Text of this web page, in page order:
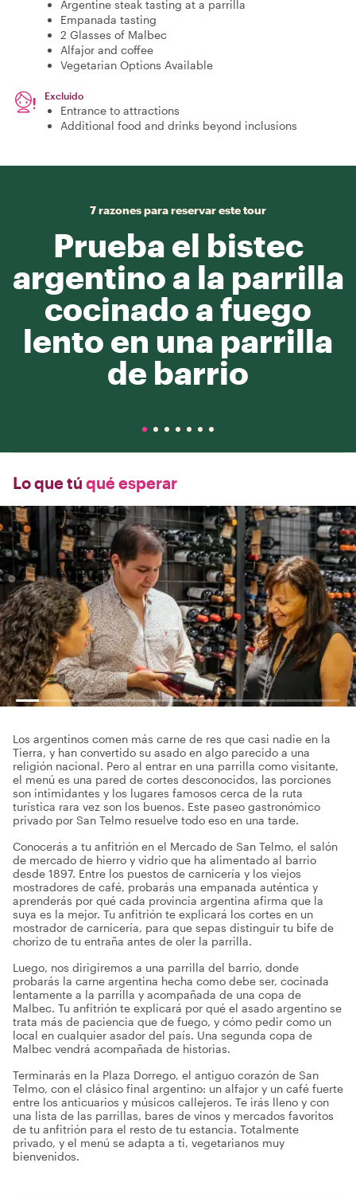
Argentine steak tasting at a parrilla
Empanada tasting
2 Glasses of Malbec
Alfajor and coffee
Vegetarian Options Available
Excluido
Entrance to attractions
Additional food and drinks beyond inclusions
7 razones para reservar este tour
Prueba el bistec
argentino a la parrilla
cocinado a fuego
lento en una parrilla
de barrio
Lo que tú qué esperar
Los argentinos comen más carne de res que casi nadie en la
Tierra, y han convertido su asado en algo parecido a una
religión nacional. Pero al entrar en una parrilla como visitante,
el menú es una pared de cortes desconocidos, las porciones
son intimidantes y los lugares famosos cerca de la ruta
turística rara vez son los buenos. Este paseo gastronómico
privado por San Telmo resuelve todo eso en una tarde.
Conocerás a tu anfitrión en el Mercado de San Telmo, el salón
de mercado de hierro y vidrio que ha alimentado al barrio
desde 1897. Entre los puestos de carnicería y los viejos
mostradores de café, probarás una empanada auténtica y
aprenderás por qué cada provincia argentina afirma que la
suya es la mejor. Tu anfitrión te explicará los cortes en un
mostrador de carnicería, para que sepas distinguir tu bife de
chorizo de tu entraña antes de oler la parrilla.
Luego, nos dirigiremos a una parrilla del barrio, donde
probarás la carne argentina hecha como debe ser, cocinada
lentamente a la parrilla y acompañada de una copa de
Malbec. Tu anfitrión te explicará por qué el asado argentino se
trata más de paciencia que de fuego, y cómo pedir como un
local en cualquier asador del país. Una segunda copa de
Malbec vendrá acompañada de historias.
Terminarás en la Plaza Dorrego, el antiguo corazón de San
Telmo, con el clásico final argentino: un alfajor y un café fuerte
entre los anticuarios y músicos callejeros. Te irás lleno y con
una lista de las parrillas, bares de vinos y mercados favoritos
de tu anfitrión para el resto de tu estancia. Totalmente
privado, y el menú se adapta a ti, vegetarianos muy
bienvenidos.